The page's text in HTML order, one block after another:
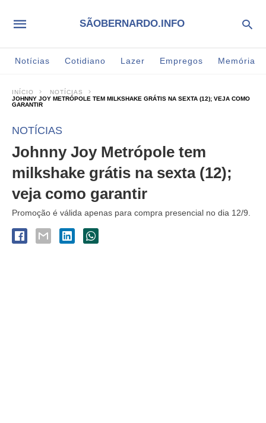
SÃOBERNARDO.INFO
Notícias Cotidiano Lazer Empregos Memória
INÍCIO
NOTÍCIAS
JOHNNY JOY METRÓPOLE TEM MILKSHAKE GRÁTIS NA SEXTA (12); VEJA COMO
GARANTIR
NOTÍCIAS
Johnny Joy Metrópole tem
milkshake grátis na sexta (12);
veja como garantir
Promoção é válida apenas para compra presencial no dia 12/9.